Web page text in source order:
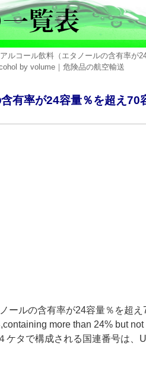
ルコール飲料（エタノールの含有率が
by volume｜危険品の航空輸送
有率が24容量％を超え70
ールの含有率が24容量％を超え
more than 24% but not
タで構成される国連番号は、